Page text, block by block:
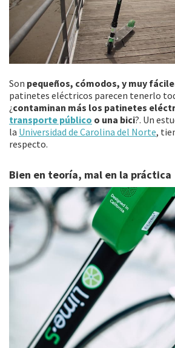
Son pequeños, cómodos, y muy
patinetes eléctricos parecen tenerlo
¿contaminan más los patinetes
transporte público o una bici?. Un
la Universidad de Carolina del Norte,
respecto.
Bien en teoría, mal en la práctica